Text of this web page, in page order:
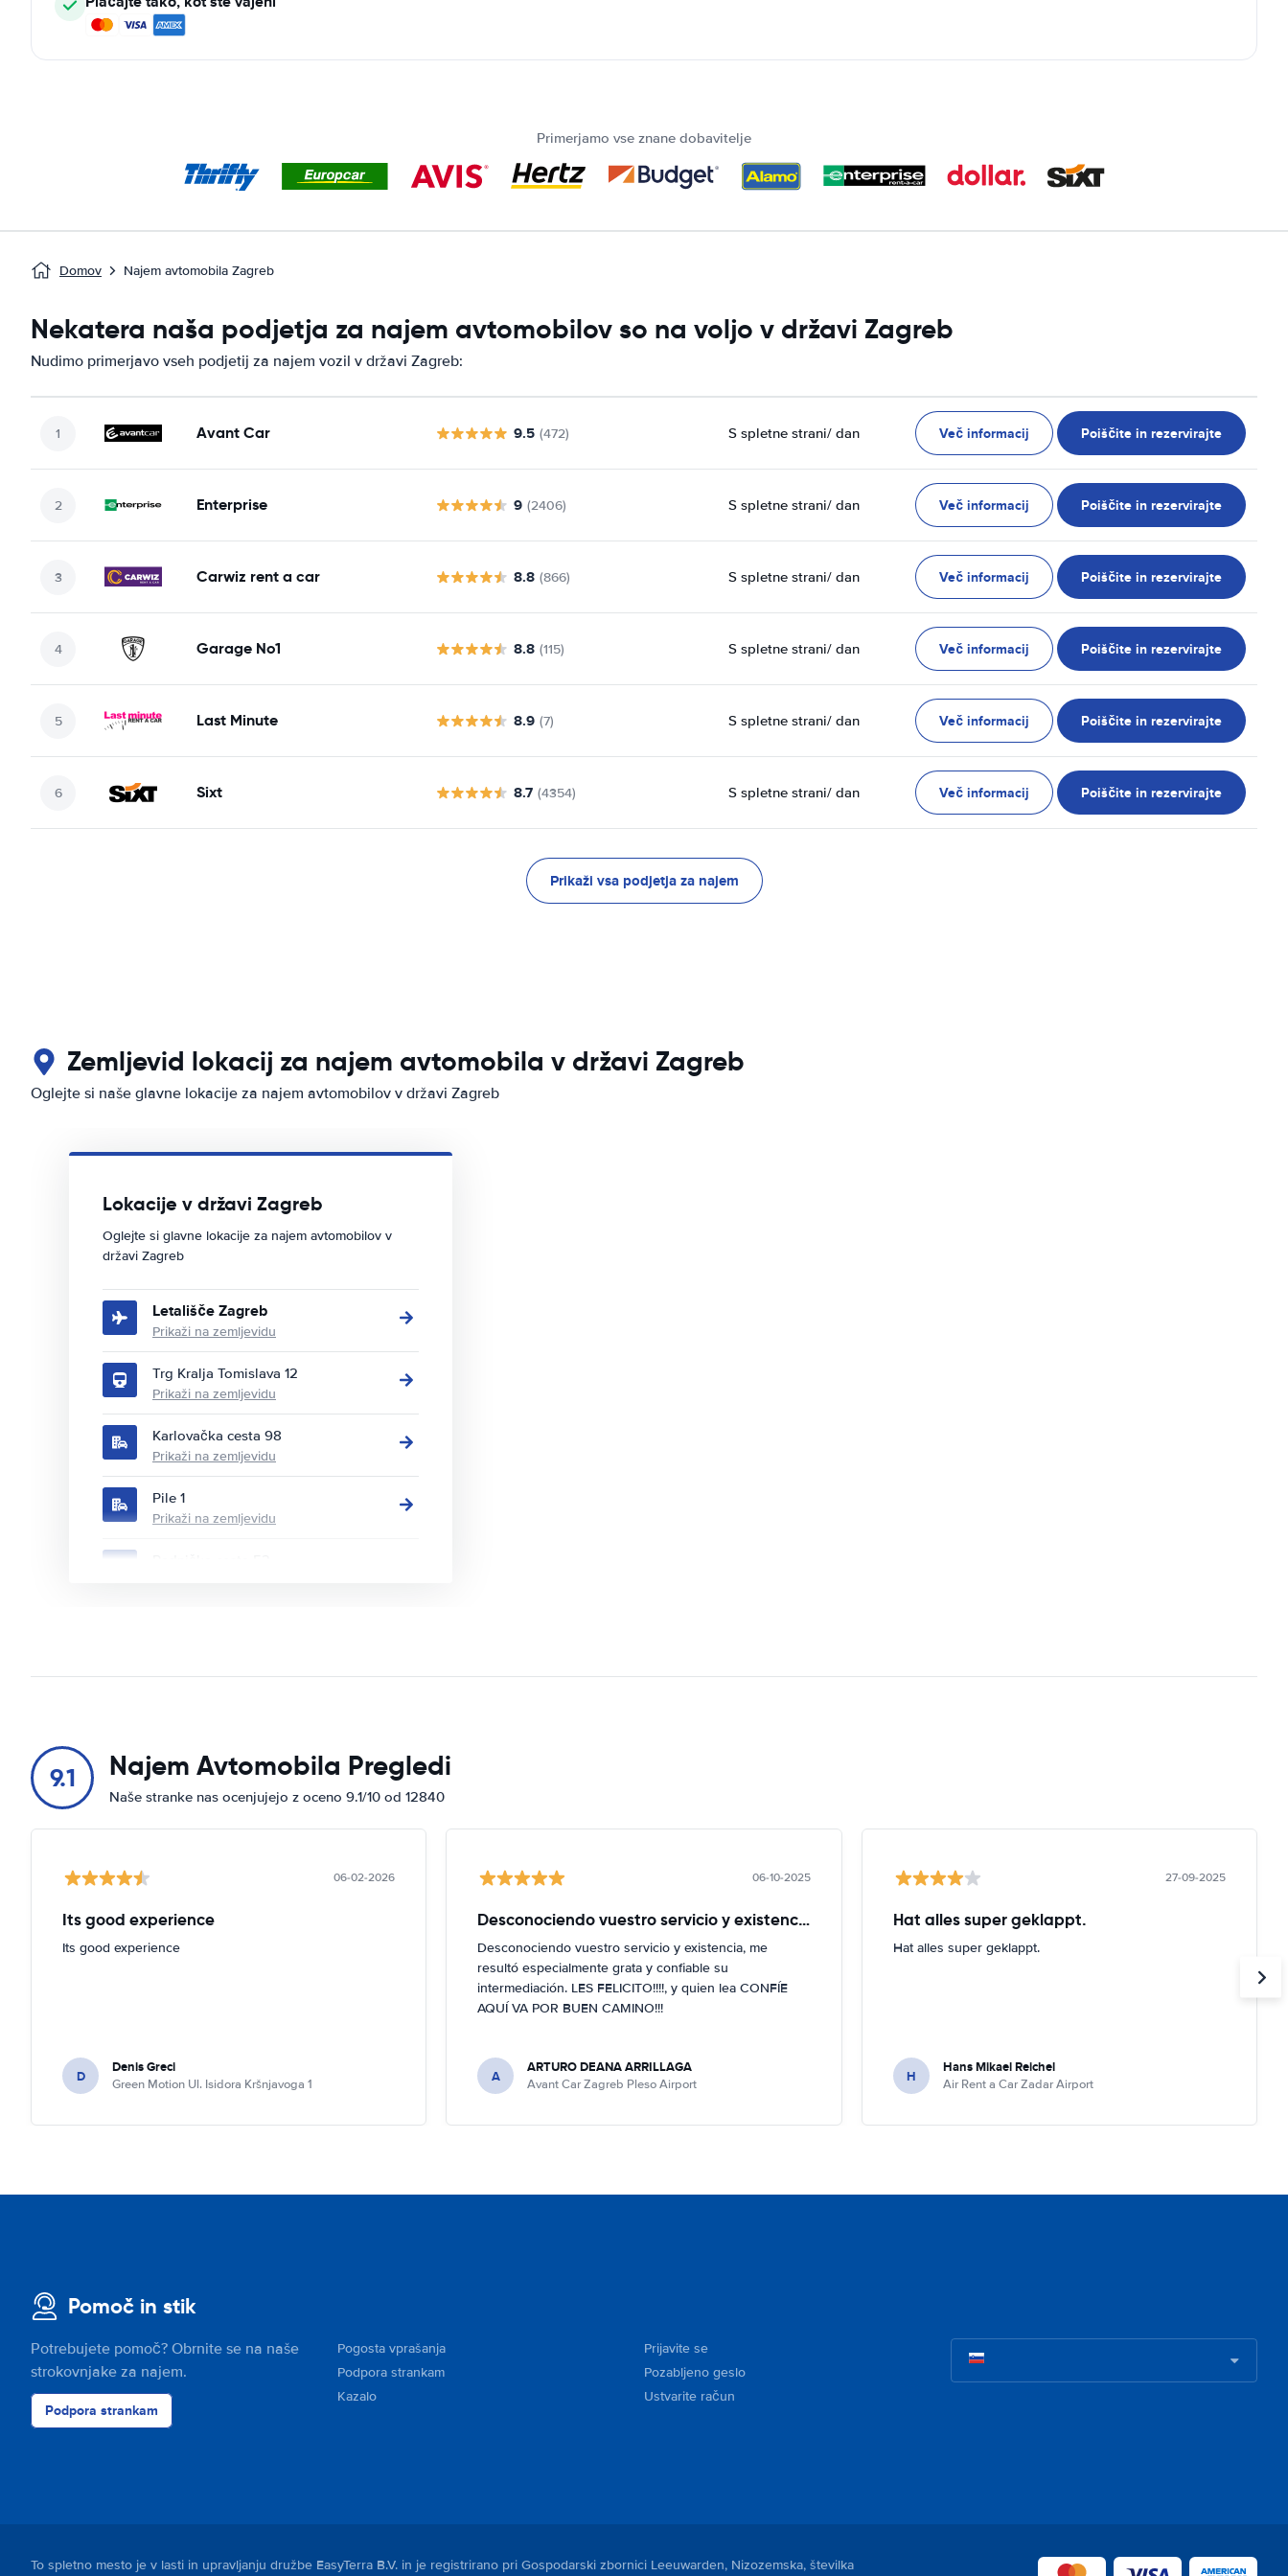
Primerjamo vse znane dobavitelje
Domov Najem avtomobila Zagreb
Nekatera naša podjetja za najem avtomobilov so na voljo v državi Zagreb
Nudimo primerjavo vseh podjetij za najem vozil v državi Zagreb:
Avant Car 9.5 (472) S spletne strani/ dan Več informacij Poiščite in rezervirajte
Enterprise 9 (2406) S spletne strani/ dan Več informacij Poiščite in rezervirajte
Carwiz rent a car 8.8 (866) S spletne strani/ dan Več informacij Poiščite in rezervirajte
Garage No1 8.8 (115) S spletne strani/ dan Več informacij Poiščite in rezervirajte
Last Minute 8.9 (7) S spletne strani/ dan Več informacij Poiščite in rezervirajte
Sixt 8.7 (4354) S spletne strani/ dan Več informacij Poiščite in rezervirajte
Prikaži vsa podjetja za najem
Zemljevid lokacij za najem avtomobila v državi Zagreb
Oglejte si naše glavne lokacije za najem avtomobilov v državi Zagreb
Lokacije v državi Zagreb
Oglejte si glavne lokacije za najem avtomobilov v
državi Zagreb
Letališče Zagreb
Prikaži na zemljevidu
Trg Kralja Tomislava 12
Prikaži na zemljevidu
Karlovačka cesta 98
Prikaži na zemljevidu
Pile 1
Prikaži na zemljevidu
Prikaži na zemljevidu
Ul. Isidora Kršnjavoga 1
Prikaži na zemljevidu
Prikaži na zemljevidu
9.1 Najem Avtomobila Pregledi
Naše stranke nas ocenjujejo z oceno 9.1/10 od 12840
06-02-2026
Its good experience
Its good experience
D Denis Greci
Green Motion Ul. Isidora Kršnjavoga 1
06-10-2025
Desconociendo vuestro servicio y existencia
Desconociendo vuestro servicio y existencia, me
resultó especialmente grata y confiable su
intermediación. LES FELICITO!!!!, y quien lea CONFÍE
AQUÍ VA POR BUEN CAMINO!!!
A ARTURO DEANA ARRILLAGA
Avant Car Zagreb Pleso Airport
27-09-2025
Hat alles super geklappt.
Hat alles super geklappt.
H Hans Mikael Reichel
Air Rent a Car Zadar Airport
Pomoč in stik
Potrebujete pomoč? Obrnite se na naše
strokovnjake za najem.
Podpora strankam
Pogosta vprašanja
Podpora strankam
Kazalo
Prijavite se
Pozabljeno geslo
Ustvarite račun
To spletno mesto je v lasti in upravljanju družbe EasyTerra B.V. in je registrirano pri Gospodarski zbornici Leeuwarden, Nizozemska, številka